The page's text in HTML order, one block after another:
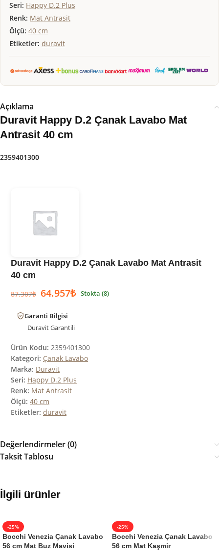
Seri: Happy D.2 Plus
Renk: Mat Antrasit
Ölçü: 40 cm
Etiketler: duravit
Açıklama
Duravit Happy D.2 Çanak Lavabo Mat
Antrasit 40 cm
2359401300
Duravit Happy D.2 Çanak Lavabo Mat Antrasit
40 cm
87.307₺ 64.957₺ Stokta (8)
Garanti Bilgisi
DuravitGarantili
Ürün Kodu: 2359401300
Kategori: Çanak Lavabo
Marka: Duravit
Seri: Happy D.2 Plus
Renk: Mat Antrasit
Ölçü: 40 cm
Etiketler: duravit
Değerlendirmeler (0)
Taksit Tablosu
İlgili ürünler
-25%
Bocchi Venezia Çanak Lavabo
56 cm Mat Buz Mavisi
-25%
Bocchi Venezia Çanak Lavabo
56 cm Mat Kaşmir